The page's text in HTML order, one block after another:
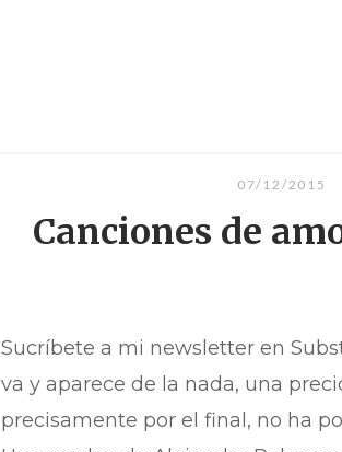
07/12/2015
Canciones de
Sucríbete a mi newsletter en
va y aparece de la nada, una
precisamente por el final, no ha